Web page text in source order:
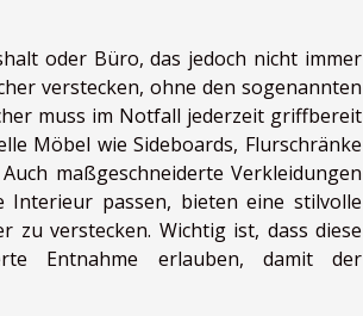
oder Büro, das jedoch nicht immer
verstecken, ohne den sogenannten
muss im Notfall jederzeit griffbereit
Möbel wie Sideboards, Flurschränke
maßgeschneiderte Verkleidungen
passen, bieten eine stilvolle
zu verstecken. Wichtig ist, dass diese
Entnahme erlauben, damit der